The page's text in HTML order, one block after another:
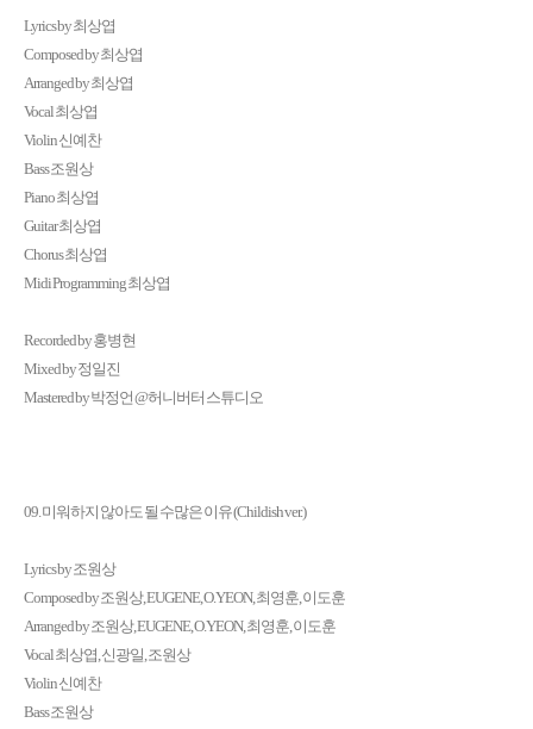
Lyrics by 최상엽
Composed by 최상엽
Arranged by 최상엽
Vocal 최상엽
Violin 신예찬
Bass 조원상
Piano 최상엽
Guitar 최상엽
Chorus 최상엽
Midi Programming 최상엽
Recorded by 홍병현
Mixed by 정일진
Mastered by 박정언 @허니버터 스튜디오
09. 미워하지 않아도 될 수많은 이유 (Childish ver.)
Lyrics by 조원상
Composed by 조원상, EUGENE, O.YEON, 최영훈, 이도훈
Arranged by 조원상, EUGENE, O.YEON, 최영훈, 이도훈
Vocal 최상엽, 신광일, 조원상
Violin 신예찬
Bass 조원상